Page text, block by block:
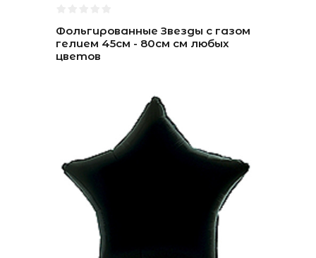
Фольгированные Звезды с газом
гелием 45см - 80см см любых
цветов